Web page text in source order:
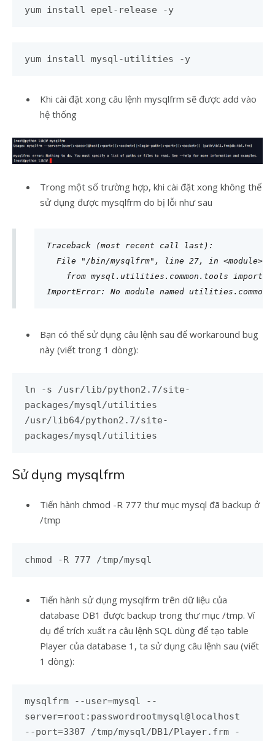
yum install epel-release -y
yum install mysql-utilities -y
Khi cài đặt xong câu lệnh mysqlfrm sẽ được add vào
hệ thống
Trong một số trường hợp, khi cài đặt xong không thế
sử dụng được mysqlfrm do bị lỗi như sau
Traceback (most recent call last):
  File "/bin/mysqlfrm", line 27, in <module>
from mysql.utilities.common.tools import
ImportError: No module named
Bạn có thể sử dụng câu lệnh sau để workaround bug
này (viết trong 1 dòng):
ln -s /usr/lib/python2.7/site-
packages/mysql/utilities
/usr/lib64/python2.7/site-
packages/mysql/utilities
Sử dụng mysqlfrm
Tiến hành chmod -R 777 thư mục mysql đã backup ở
/tmp
chmod -R 777 /tmp/mysql
Tiến hành sử dụng mysqlfrm trên dữ liệu của
database DB1 được backup trong thư mục /tmp. Ví
dụ để trích xuất ra câu lệnh SQL dùng để tạo table
Player của database 1, ta sử dụng câu lệnh sau (viết
1 dòng):
mysqlfrm --user=mysql --
server=root:passwordrootmysql@localhost
--port=3307 /tmp/mysql/DB1/Player.frm -